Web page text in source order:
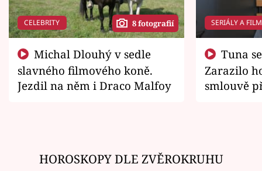
CELEBRITY 8 fotografií
slavného filmového koně.
Jezdil na něm i Draco Malfoy
SERIÁLY A
Zarazilo
smlouvě
HOROSKOPY DLE ZVĚROKRUHU